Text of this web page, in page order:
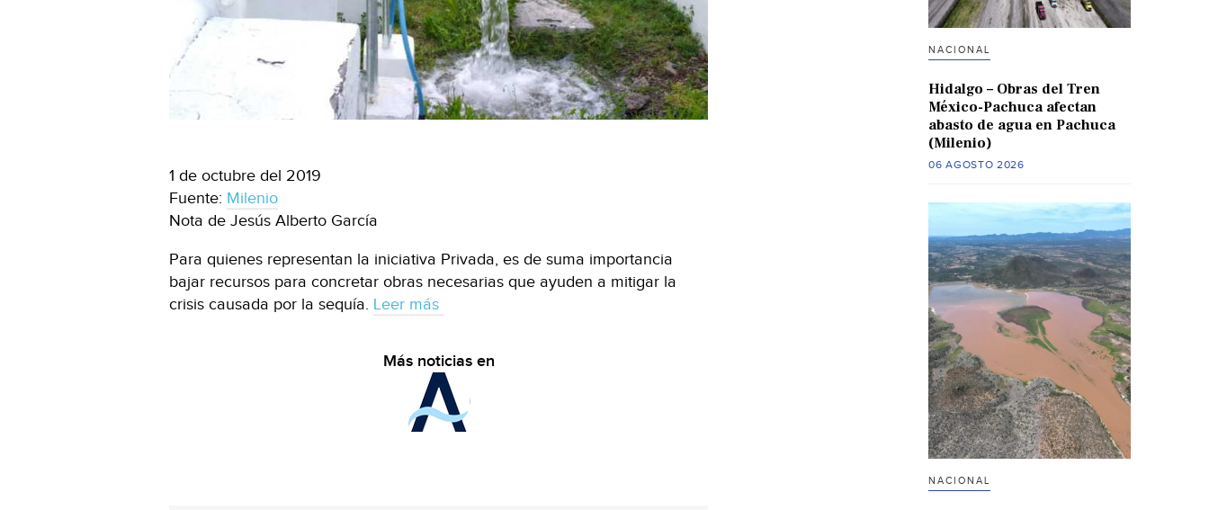
1 de octubre del 2019
Fuente: Milenio
Nota de Jesús Alberto García
Para quienes representan la iniciativa Privada, es de suma importancia
bajar recursos para concretar obras necesarias que ayuden a mitigar la
crisis causada por la sequía. Leer más
Más noticias en
NACIONAL
Hidalgo – Obras del Tren
México-Pachuca afectan
abasto de agua en Pachuca
(Milenio)
06 AGOSTO 2026
NACIONAL